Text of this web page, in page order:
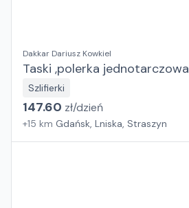
Dakkar Dariusz Kowkiel
Taski ,polerka jednotarczowa
Szlifierki
147.60 zł/dzień
+15 km Gdańsk, Lniska, Straszyn